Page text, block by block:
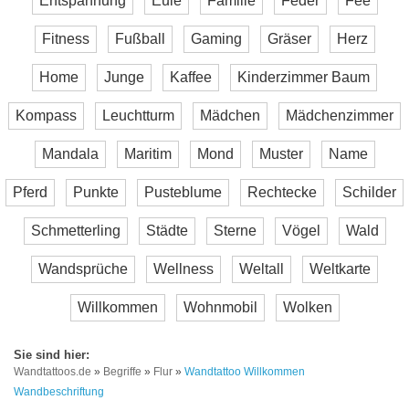
Fitness Fußball Gaming Gräser Herz
Home Junge Kaffee Kinderzimmer Baum
Kompass Leuchtturm Mädchen Mädchenzimmer
Mandala Maritim Mond Muster Name
Pferd Punkte Pusteblume Rechtecke Schilder
Schmetterling Städte Sterne Vögel Wald
Wandsprüche Wellness Weltall Weltkarte
Willkommen Wohnmobil Wolken
Wandtattoos.de » Begriffe » Flur » Wandtattoo Willkommen
Wandbeschriftung